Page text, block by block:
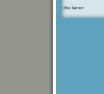
disclaimer